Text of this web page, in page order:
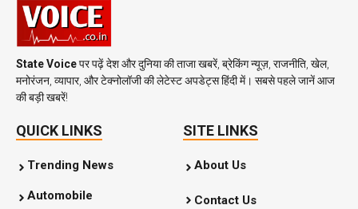
State Voiceपर पढ़ें देश और दुनिया की ताजा खबरें, ब्रेकिंग न्यूज़, राजनीति, खेल,
मनोरंजन, व्यापार, और टेक्नोलॉजी की लेटेस्ट अपडेट्स हिंदी में। सबसे पहले जानें आज
की बड़ी खबरें!
QUICK LINKS
Trending News
Automobile
SITE LINKS
About Us
Contact Us